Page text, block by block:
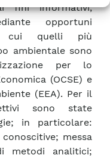
fini informativi,
opportuni
cui quelli più
ambientale sono
per lo
(OCSE) e
(EEA). Per il
sono state
in particolare:
messa
metodi analitici;